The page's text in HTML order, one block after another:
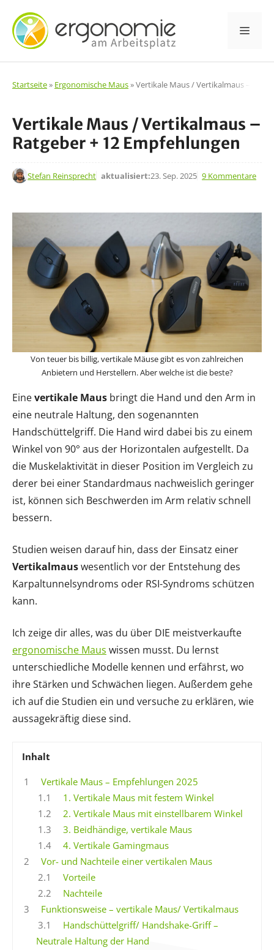
Inhalt
springen
Startseite» Ergonomische Maus»Vertikale Maus / Vertikalmaus –
Vertikale Maus / Vertikalmaus –
Ratgeber + 12 Empfehlungen
Stefan Reinsprecht aktualisiert:23. Sep. 2025
4. Apr. 2021 9 Kommentare
Von teuer bis billig, vertikale Mäuse gibt es von zahlreichen
Anbietern und Herstellern. Aber welche ist die beste?
Einevertikale Maus bringt die Hand und den Arm in
eine neutrale Haltung, den sogenannten
Handschüttelgriff. Die Hand wird dabei bis zu einem
Winkel von 90° aus der Horizontalen aufgestellt. Da
die Muskelaktivität in dieser Position im Vergleich zu
derer bei einer Standardmaus nachweislich geringer
ist, können sich Beschwerden im Arm relativ schnell
bessern.
Studien weisen darauf hin, dass der Einsatz einer
Vertikalmauswesentlich vor der Entstehung des
Karpaltunnelsyndroms oder RSI-Syndroms schützen
kann.
Ich zeige dir alles, was du über DIE meistverkaufte
ergonomische Maus wissen musst. Du lernst
unterschiedliche Modelle kennen und erfährst, wo
ihre Stärken und Schwächen liegen. Außerdem gehe
ich auf die Studien ein und versuche zu erklären, wie
aussagekräftig diese sind.
Inhalt
1
Vertikale Maus – Empfehlungen 2025
1.1
1. Vertikale Maus mit festem Winkel
1.2
2. Vertikale Maus mit einstellbarem Winkel
1.3
3. Beidhändige, vertikale Maus
1.4
4. Vertikale Gamingmaus
2
Vor- und Nachteile einer vertikalen Maus
2.1
Vorteile
2.2
Nachteile
3
Funktionsweise – vertikale Maus/ Vertikalmaus
3.1
Handschüttelgriff/ Handshake-Griff –
Neutrale Haltung der Hand